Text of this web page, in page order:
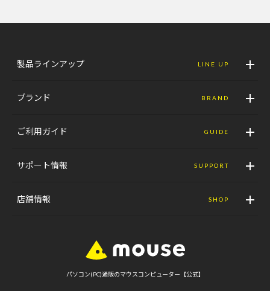
製品ラインアップ LINE UP
ブランド BRAND
ご利用ガイド GUIDE
サポート情報 SUPPORT
店舗情報 SHOP
パソコン(PC)通販のマウスコンピューター【公式】